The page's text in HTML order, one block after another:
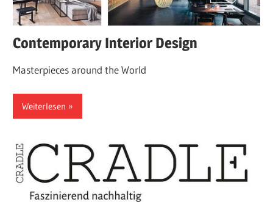
Contemporary Interior Design
Masterpieces around the World
Weiterlesen